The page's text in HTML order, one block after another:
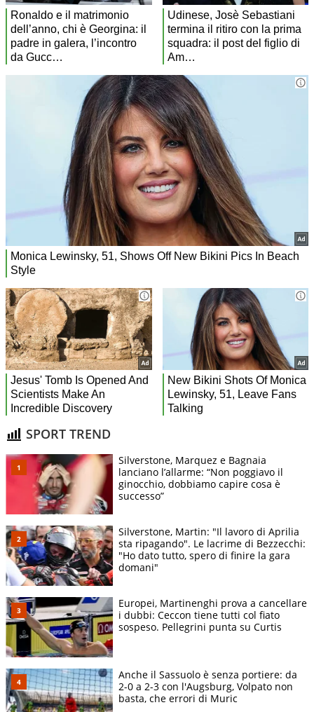
SPORT TREND
Silverstone, Marquez e Bagnaia
lanciano l’allarme: “Non poggiavo il
ginocchio, dobbiamo capire cosa è
successo”
Silverstone, Martin: "Il lavoro di Aprilia
sta ripagando". Le lacrime di Bezzecchi:
"Ho dato tutto, spero di finire la gara
domani"
Europei, Martinenghi prova a cancellare
i dubbi: Ceccon tiene tutti col fiato
sospeso. Pellegrini punta su Curtis
Anche il Sassuolo è senza portiere: da
2-0 a 2-3 con l'Augsburg, Volpato non
basta, che errori di Muric